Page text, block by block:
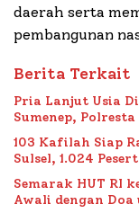
daerah serta
pembangunan
Berita Terkait
Pria Lanjut Usia
Sumenep,
103 Kafilah Siap
Sulsel, 1.024
Semarak HUT RI
Awali dengan